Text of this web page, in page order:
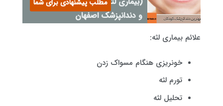
و دندانپزشک اصفهان
مطلب پیشنهادی برای شما
علائم بیماری لثه:
خونریزی هنگام مسواک زدن
تورم لثه
تحلیل لثه